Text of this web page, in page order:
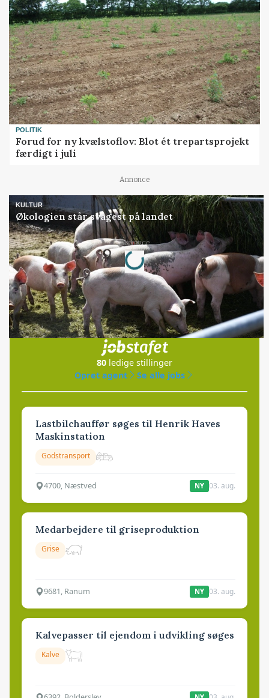
POLITIK
Forud for ny kvælstoflov: Blot ét trepartsprojekt
færdigt i juli
Annonce
KULTUR
Økologien står svagest på landet
Annonce
Loading...
Jobs
i samarbejde med
80 ledige stillinger
Opret agent
Se alle jobs
Lastbilchauffør søges til Henrik Haves
Maskinstation
Godstransport
4700, Næstved NY 03. aug.
Medarbejdere til griseproduktion
Grise
9681, Ranum NY 03. aug.
Kalvepasser til ejendom i udvikling søges
Kalve